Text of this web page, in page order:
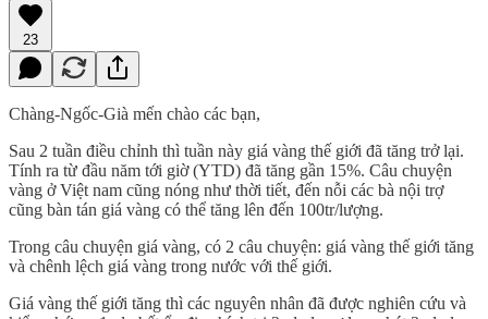
23
Chàng-Ngốc-Già mến chào các bạn,
Sau 2 tuần điều chỉnh thì tuần này giá vàng thế giới đã tăng trở lại.
Tính ra từ đầu năm tới giờ (YTD) đã tăng gần 15%. Câu chuyện
vàng ở Việt nam cũng nóng như thời tiết, đến nỗi các bà nội trợ
cũng bàn tán giá vàng có thể tăng lên đến 100tr/lượng.
Trong câu chuyện giá vàng, có 2 câu chuyện: giá vàng thế giới tăng
và chênh lệch giá vàng trong nước với thế giới.
Giá vàng thế giới tăng thì các nguyên nhân đã được nghiên cứu và